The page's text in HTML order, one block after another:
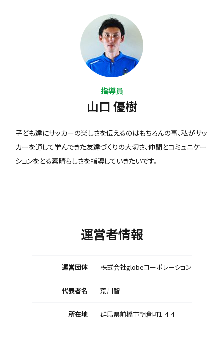
指導員
山口 優樹
子ども達にサッカーの楽しさを伝えるのはもちろんの事、私がサッ
カーを通して学んできた友達づくりの大切さ、仲間とコミュニケー
ションをとる素晴らしさを指導していきたいです。
運営者情報
運営団体 株式会社globeコーポレーション
代表者名 荒川智
所在地 群馬県前橋市朝倉町1-4-4